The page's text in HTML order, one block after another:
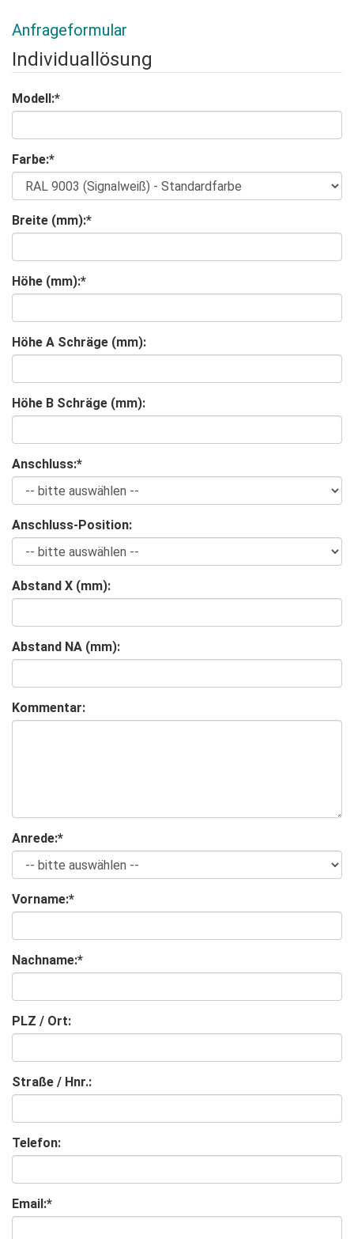
Anfrageformular
Individuallösung
Modell:*
Farbe:*
Breite (mm):*
Höhe (mm):*
Höhe A Schräge (mm):
Höhe B Schräge (mm):
Anschluss:*
Anschluss-Position:
Abstand X (mm):
Abstand NA (mm):
Kommentar:
Anrede:*
Vorname:*
Nachname:*
PLZ / Ort:
Straße / Hnr.:
Telefon:
Email:*